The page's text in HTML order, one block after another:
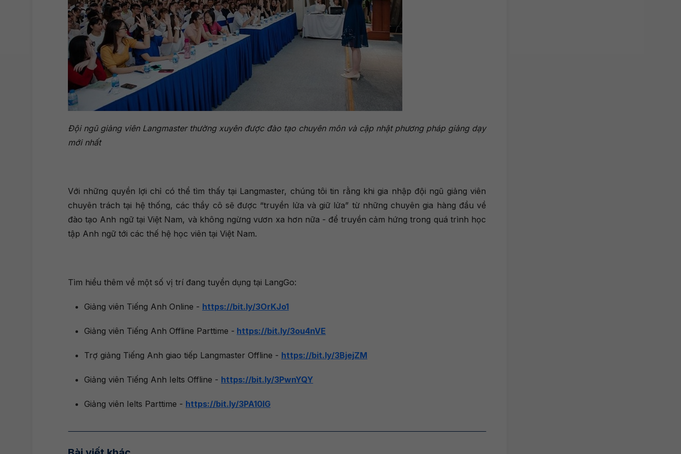
Đội ngũ giảng viên Langmaster thường xuyên được đào tạo chuyên môn và cập nhật phương pháp giảng dạy
mới nhất
Với những quyền lợi chỉ có thể tìm thấy tại Langmaster, chúng tôi tin rằng khi gia nhập đội ngũ giảng viên
chuyên trách tại hệ thống, các thầy cô sẽ được “truyền lửa và giữ lửa” từ những chuyên gia hàng đầu về
đào tạo Anh ngữ tại Việt Nam, và không ngừng vươn xa hơn nữa - để truyền cảm hứng trong quá trình học
tập Anh ngữ tới các thế hệ học viên tại Việt Nam.
Tìm hiểu thêm về một số vị trí đang tuyển dụng tại LangGo:
Giảng viên Tiếng Anh Online - https://bit.ly/3OrKJo1
Giảng viên Tiếng Anh Offline Parttime - https://bit.ly/3ou4nVE
Trợ giảng Tiếng Anh giao tiếp Langmaster Offline - https://bit.ly/3BjejZM
Giảng viên Tiếng Anh Ielts Offline - https://bit.ly/3PwnYQY
Giảng viên Ielts Parttime - https://bit.ly/3PA10IG